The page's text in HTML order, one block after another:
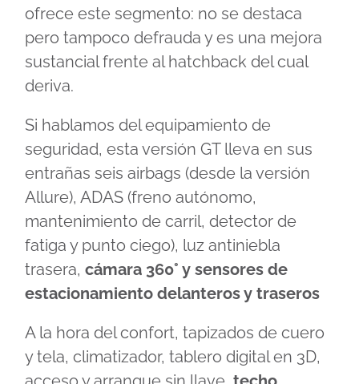
ofrece este segmento: no se destaca
pero tampoco defrauda y es una mejora
sustancial frente al hatchback del cual
deriva.
Si hablamos del equipamiento de
seguridad, esta versión GT lleva en sus
entrañas seis airbags (desde la versión
Allure), ADAS (freno autónomo,
mantenimiento de carril, detector de
fatiga y punto ciego), luz antiniebla
trasera, cámara 360° y sensores de
estacionamiento delanteros y traseros
A la hora del confort, tapizados de cuero
y tela, climatizador, tablero digital en 3D,